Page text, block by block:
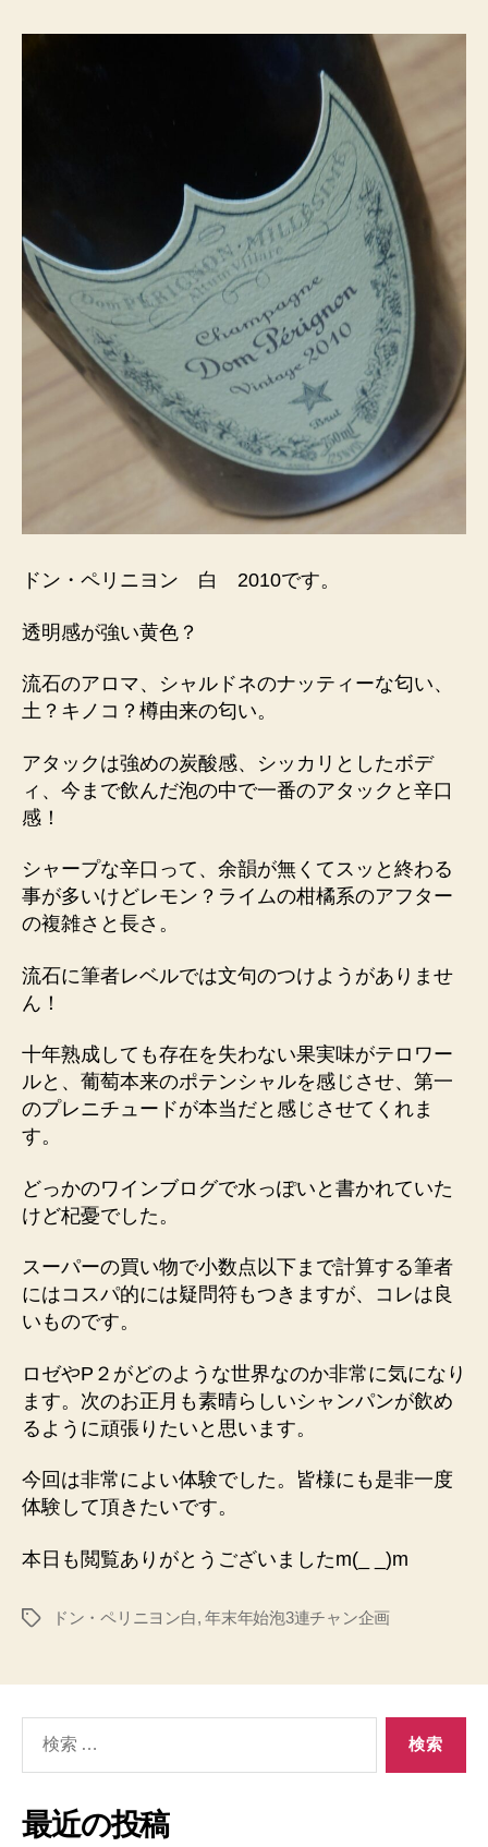
ドン・ペリニヨン 白 2010です。
透明感が強い黄色？
流石のアロマ、シャルドネのナッティーな匂い、
土？キノコ？樽由来の匂い。
アタックは強めの炭酸感、シッカリとしたボデ
ィ、今まで飲んだ泡の中で一番のアタックと辛口
感！
シャープな辛口って、余韻が無くてスッと終わる
事が多いけどレモン？ライムの柑橘系のアフター
の複雑さと長さ。
流石に筆者レベルでは文句のつけようがありませ
ん！
十年熟成しても存在を失わない果実味がテロワー
ルと、葡萄本来のポテンシャルを感じさせ、第一
のプレニチュードが本当だと感じさせてくれま
す。
どっかのワインブログで水っぽいと書かれていた
けど杞憂でした。
スーパーの買い物で小数点以下まで計算する筆者
にはコスパ的には疑問符もつきますが、コレは良
いものです。
ロゼやP２がどのような世界なのか非常に気になり
ます。次のお正月も素晴らしいシャンパンが飲め
るように頑張りたいと思います。
今回は非常によい体験でした。皆様にも是非一度
体験して頂きたいです。
本日も閲覧ありがとうございましたm(_ _)m
タ
ドン・ペリニヨン白,年末年始泡3連チャン企画
象:
最近の投稿